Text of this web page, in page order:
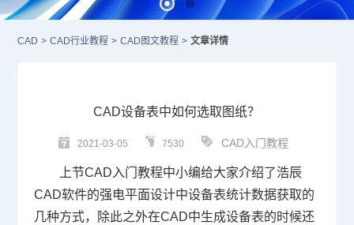
CAD > CAD行业教程 > CAD图文教程 > 文章详情
CAD设备表中如何选取图纸？
2021-03-05 7530 CAD入门教程
上节CAD入门 教程中小编给大家介绍了浩辰
CAD软件的强电平面设计中设备表统计数据获取的
几种方式，除此之外在CAD中生成设备表的时候还